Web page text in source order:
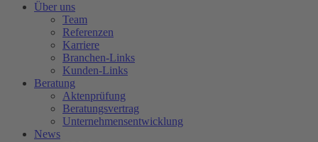
Über uns
Team
Referenzen
Karriere
Branchen-Links
Kunden-Links
Beratung
Aktenprüfung
Beratungsvertrag
Unternehmensentwicklung
News